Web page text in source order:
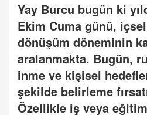
Yay Burcu bugün ki
Ekim Cuma günü,
dönüşüm döneminin
aralanmakta. Bugün,
inme ve kişisel
şekilde belirleme
Özellikle iş veya eğitim